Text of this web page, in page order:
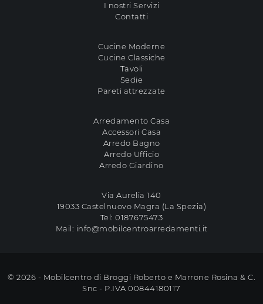
I nostri Servizi
Contatti
Cucine Moderne
Cucine Classiche
Tavoli
Sedie
Pareti attrezzate
Arredamento Casa
Accessori Casa
Arredo Bagno
Arredo Ufficio
Arredo Giardino
Via Aurelia 140
19033 Castelnuovo Magra (La Spezia)
Tel:0187675473
Mail: info@mobilcentroarredamenti.it
© 2026 - Mobilcentro di Broggi Roberto e Marrone Rosina & C.
Snc - P.IVA 00844180117